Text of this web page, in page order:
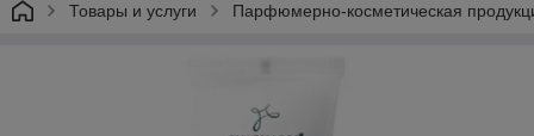
Товары и услуги Парфюмерно-косметическая